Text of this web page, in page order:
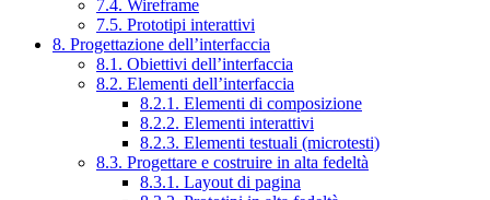
7.4. Wireframe
7.5. Prototipi interattivi
8. Progettazione dell’interfaccia
8.1. Obiettivi dell’interfaccia
8.2. Elementi dell’interfaccia
8.2.1. Elementi di composizione
8.2.2. Elementi interattivi
8.2.3. Elementi testuali (microtesti)
8.3. Progettare e costruire in alta fedeltà
8.3.1. Layout di pagina